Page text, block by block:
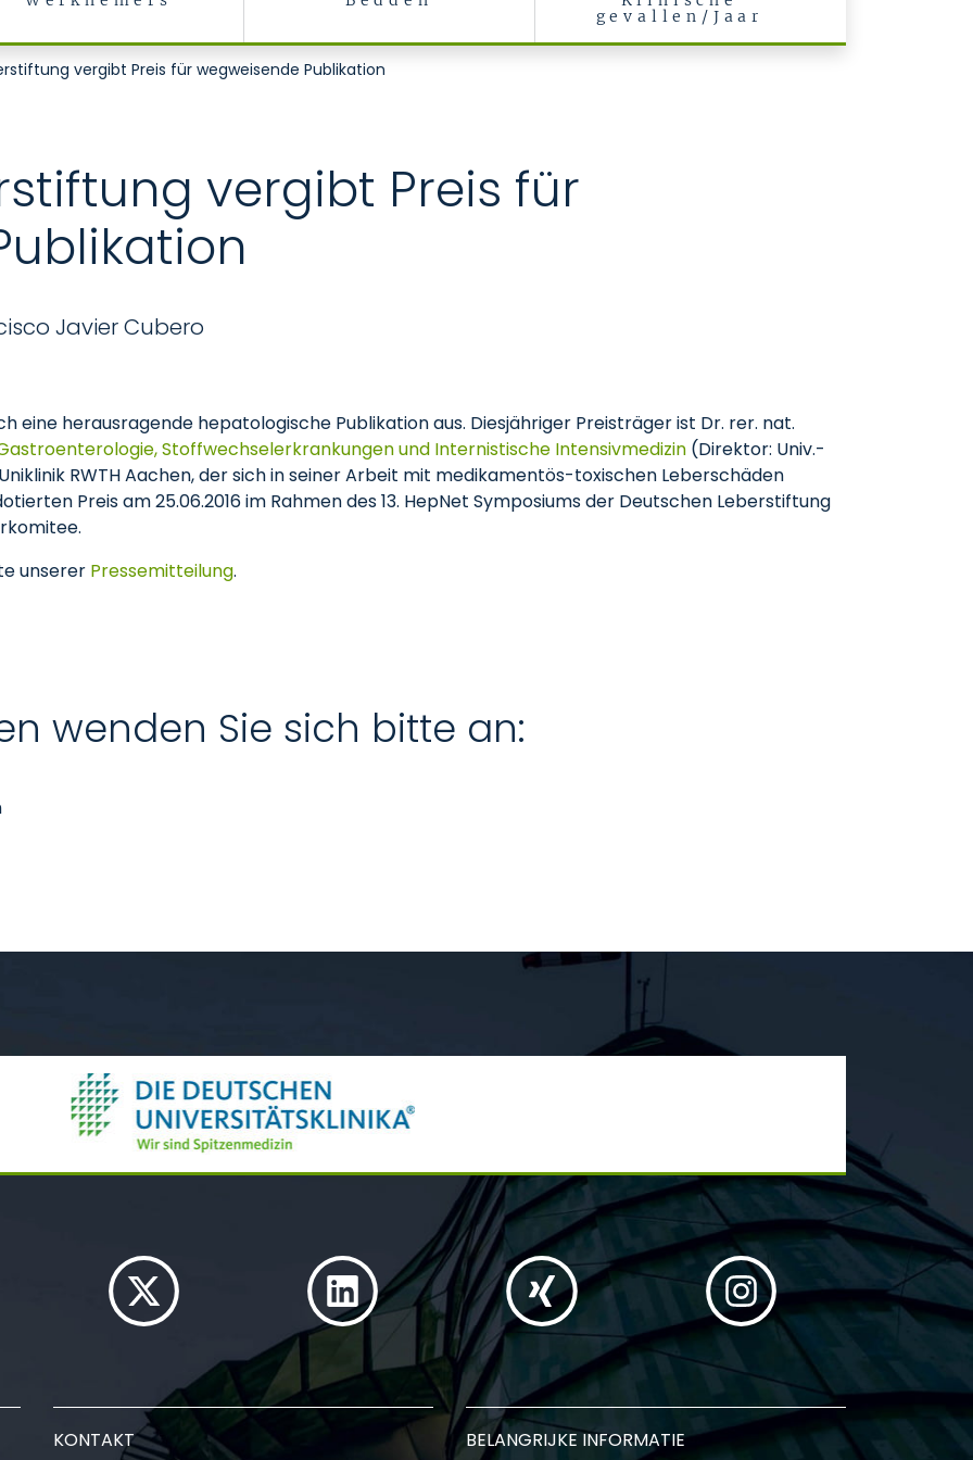
gevallen/Jaar
vergibt Preis für wegweisende Publikation
vergibt Preis für
Javier Cubero
eine herausragende hepatologische Publikation aus. Diesjähriger Preisträger ist Dr. rer. nat.
Stoffwechselerkrankungen und Internistische Intensivmedizin (Direktor: Univ.-
RWTH Aachen, der sich in seiner Arbeit mit medikamentös-toxischen Leberschäden
Preis am 25.06.2016 im Rahmen des 13. HepNet Symposiums der Deutschen Leberstiftung
unserer Pressemitteilung.
wenden Sie sich bitte an:
KONTAKT BELANGRIJKE INFORMATIE